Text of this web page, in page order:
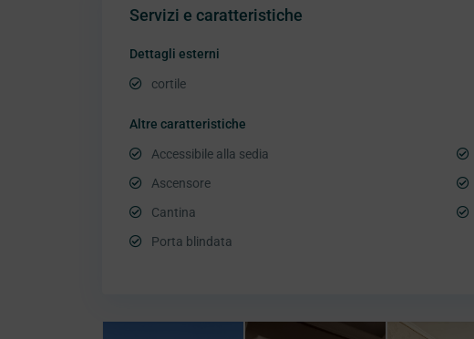
Servizi e caratteristiche
Dettagli esterni
cortile
Altre caratteristiche
Accessibile alla sedia
Ascensore
Cantina
Porta blindata